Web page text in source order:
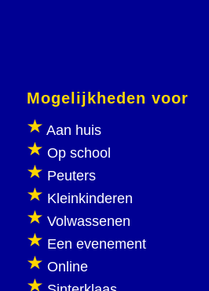
Mogelijkheden voor
Aan huis
Op school
Peuters
Kleinkinderen
Volwassenen
Een evenement
Online